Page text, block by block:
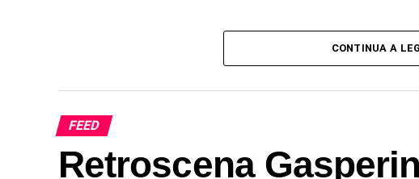
CONTINUA A
FEED
Retroscena